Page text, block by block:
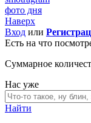
фото дня
Наверх
Вход или
Есть на что
Суммарное
Нас уже
Найти